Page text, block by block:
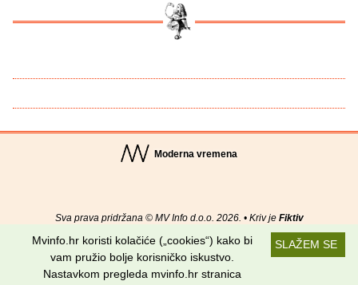
Moderna vremena
Sva prava pridržana © MV Info d.o.o. 2026. • Kriv je Fiktiv
O nama• Pomoć•Uvjeti korištenja•RSS kanali
Potraži nas na:
SLAŽEM SE
Mvinfo.hr koristi kolačiće („cookies“) kako bi
vam pružio bolje korisničko iskustvo.
Nastavkom pregleda mvinfo.hr stranica